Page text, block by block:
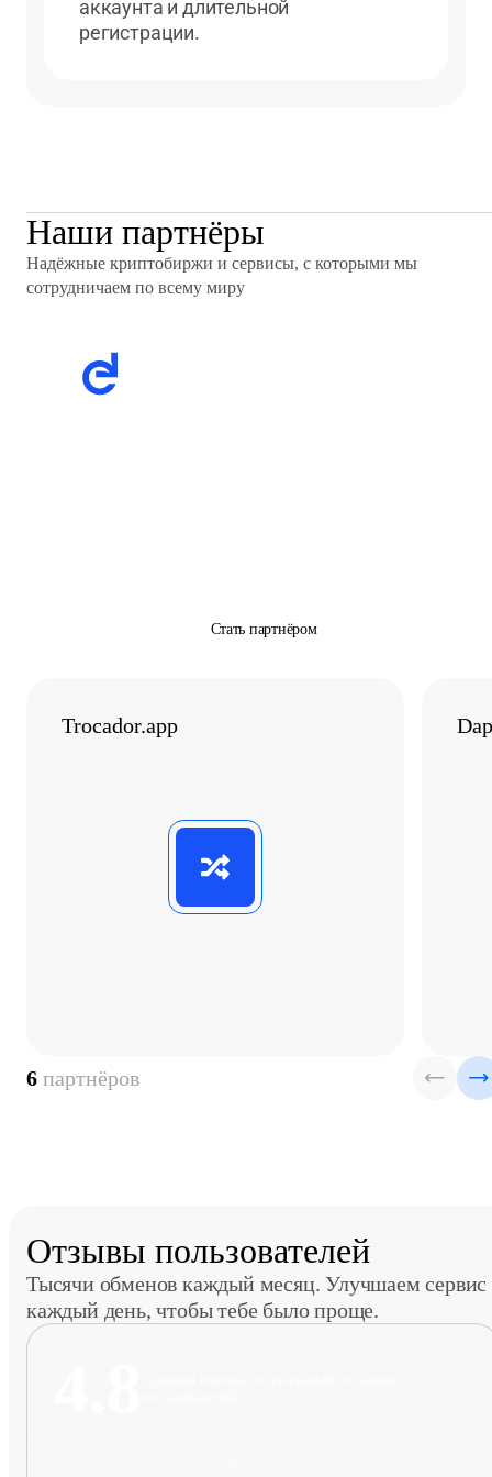
аккаунта и длительной
регистрации.
Наши партнёры
Надёжные криптобиржи и сервисы, с которыми мы
сотрудничаем по всему миру
Стать партнёром
Trocador.app
6 партнёров
Отзывы пользователей
Тысячи обменов каждый месяц. Улучшаем сервис
каждый день, чтобы тебе было проще.